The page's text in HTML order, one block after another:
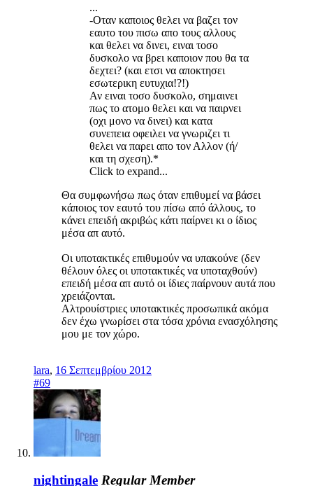
...
-Οταν καποιος θελει να βαζει τον
εαυτο του πισω απο τους αλλους
και θελει να δινει, ειναι τοσο
δυσκολο να βρει καποιον που θα τα
δεχτει? (και ετσι να αποκτησει
εσωτερικη ευτυχια!?!)
Αν ειναι τοσο δυσκολο, σημαινει
πως το ατομο θελει και να παιρνει
(οχι μονο να δινει) και κατα
συνεπεια οφειλει να γνωριζει τι
θελει να παρει απο τον Αλλον (ή/
και τη σχεση).*
Click to expand...
Θα συμφωνήσω πως όταν επιθυμεί να βάσει
κάποιος τον εαυτό του πίσω από άλλους, το
κάνει επειδή ακριβώς κάτι παίρνει κι ο ίδιος
μέσα απ αυτό.
Οι υποτακτικές επιθυμούν να υπακούνε (δεν
θέλουν όλες οι υποτακτικές να υποταχθούν)
επειδή μέσα απ αυτό οι ίδιες παίρνουν αυτά που
χρειάζονται.
Αλτρουίστριες υποτακτικές προσωπικά ακόμα
δεν έχω γνωρίσει στα τόσα χρόνια ενασχόλησης
μου με τον χώρο.
lara, 16 Σεπτεμβρίου 2012
#69
nightingale Regular Member